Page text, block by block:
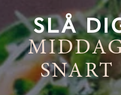
SLÅ